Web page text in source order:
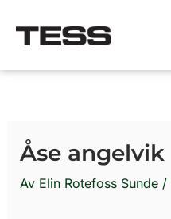
rett
Åse angelvik
Av Elin Rotefoss Sunde /